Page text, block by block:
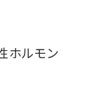
ホルモン